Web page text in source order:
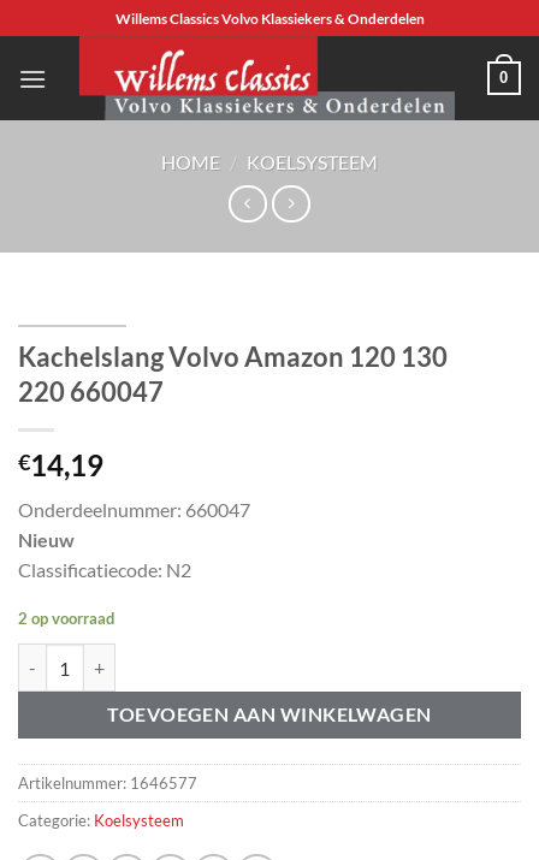
naar
inhoud
Willems Classics Volvo Klassiekers & Onderdelen
0
HOME / KOELSYSTEEM
Kachelslang Volvo Amazon 120 130
220 660047
€14,19
Onderdeelnummer: 660047
Nieuw
Classificatiecode: N2
2 op voorraad
TOEVOEGEN AAN WINKELWAGEN
Artikelnummer: 1646577
Categorie: Koelsysteem